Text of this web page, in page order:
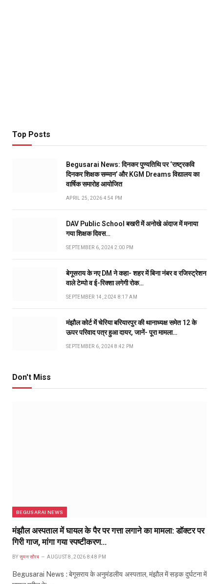
Top Posts
Begusarai News: दिनकर पुण्यतिथि पर ‘राष्ट्रकवि
दिनकर शिक्षक सम्मान’ और KGM Dreams विद्यालय का
वार्षिक समारोह आयोजित
APRIL 25, 2026 4:54 PM
DAV Public School बखरी में अनोखे अंदाज में मनाया
गया शिक्षक दिवस…
SEPTEMBER 6, 2024 2:00 PM
बेगूसराय के नए DM ने कहा- शहर में बिना नंबर व रजिस्ट्रेशन
वाले टेम्पो व ई-रिक्शा लगेगी रोक…
SEPTEMBER 14, 2024 8:17 AM
मंझौल कोर्ट में चेरिया बरियारपुर की थानाध्यक्ष समेत 12 के
ऊपर परिवाद पत्र हुआ दायर, जानें- पूरा मामला…
SEPTEMBER 6, 2024 8:42 PM
Don't Miss
BEGUSARAI NEWS
मंझौल अस्पताल में घायल के पैर पर गत्ता लगाने का मामला: डॉक्टर पर
गिरी गाज, मांगा गया स्पष्टीकरण…
BY सुमन सौरब AUGUST 8, 2026 8:48 PM
Begusarai News : बेगूसराय के अनुमंडलीय अस्पताल, मंझौल में सड़क दुर्घटना में